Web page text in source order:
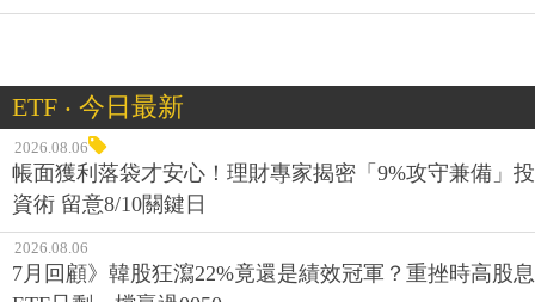
2026.08.06
帳面獲利落袋才安心！理財專家揭密「9%攻守兼備」投
資術 留意8/10關鍵日
2026.08.06
7月回顧》韓股狂瀉22%竟還是績效冠軍？重挫時高股息
ETF只剩一檔贏過0050
2026.08.05